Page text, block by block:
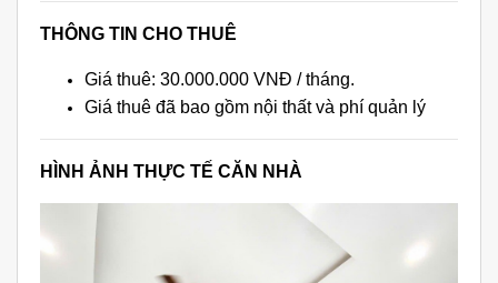
THÔNG TIN CHO THUÊ
Giá thuê: 30.000.000 VNĐ / tháng.
Giá thuê đã bao gồm nội thất và phí quản lý
HÌNH ẢNH THỰC TẾ CĂN NHÀ